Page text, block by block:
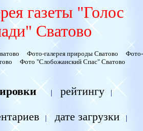
газеты "Голос
Сватово
Фото-галерея природы Сватово
Фото-
Фото "Слобожанский Спас" Сватово
| рейтингу |
| дате загрузки |